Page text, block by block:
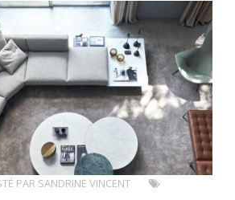
PAR SANDRINE VINCENT